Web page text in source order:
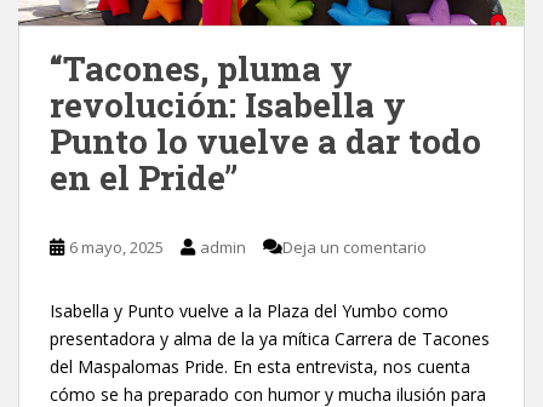
“Tacones, pluma y
revolución: Isabella y
Punto lo vuelve a dar todo
en el Pride”
6 mayo, 2025 admin Deja un comentario
Isabella y Punto vuelve a la Plaza del Yumbo como
presentadora y alma de la ya mítica Carrera de Tacones
del Maspalomas Pride. En esta entrevista, nos cuenta
cómo se ha preparado con humor y mucha ilusión para